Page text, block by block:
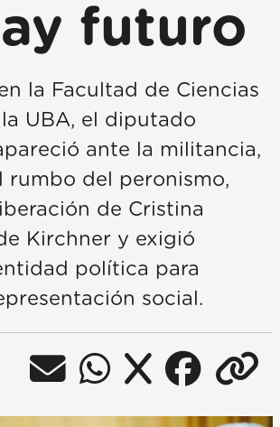
futuro
la Facultad de Ciencias
UBA, el diputado
ante la militancia,
rumbo del peronismo,
de Cristina
Kirchner y exigió
política para
social.